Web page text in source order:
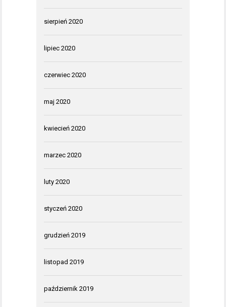
sierpień 2020
lipiec 2020
czerwiec 2020
maj 2020
kwiecień 2020
marzec 2020
luty 2020
styczeń 2020
grudzień 2019
listopad 2019
październik 2019